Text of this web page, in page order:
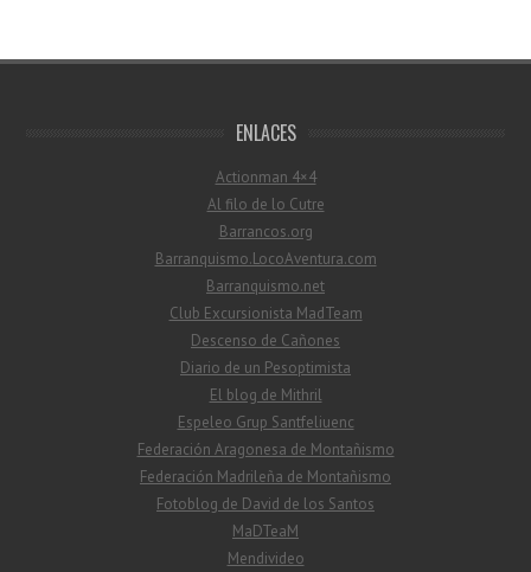
ENLACES
Actionman 4×4
Al filo de lo Cutre
Barrancos.org
Barranquismo.LocoAventura.com
Barranquismo.net
Club Excursionista MadTeam
Descenso de Cañones
Diario de un Pesoptimista
El blog de Mithril
Espeleo Grup Santfeliuenc
Federación Aragonesa de Montañismo
Federación Madrileña de Montañismo
Fotoblog de David de los Santos
MaDTeaM
Mendivideo